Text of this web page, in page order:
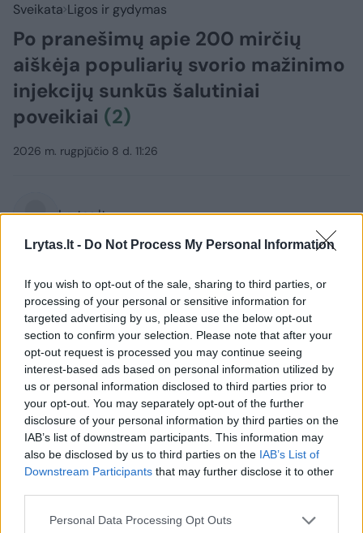
Lrytas.lt - Do Not Process My Personal Information
If you wish to opt-out of the sale, sharing to third parties, or
processing of your personal or sensitive information for
targeted advertising by us, please use the below opt-out
section to confirm your selection. Please note that after your
opt-out request is processed you may continue seeing
interest-based ads based on personal information utilized by
us or personal information disclosed to third parties prior to
your opt-out. You may separately opt-out of the further
disclosure of your personal information by third parties on the
IAB’s list of downstream participants. This information may
also be disclosed by us to third parties on the IAB’s List of
Downstream Participants that may further disclose it to other
Personal Data Processing Opt Outs
Sveikata Ligos ir gydymas
Po pranešimų apie 200 mirčių
aiškėja populiarių svorio mažinimo
injekcijų sunkūs šalutiniai
poveikiai (2)
2026 m. rugpjūčio 8 d. 11:26
Lrytas.lt
mirties atvejų, susijusių su populiariomis
svorio mažinimo injekcijomis „Mounjaro“ ir
„Wegovy“. Vaistų priežiūros institucijos
duomenimis, taip pat užregistruota 15
000 pranešimų apie „sunkius“ šių svorio
mažinimo injekcijų šalutinius poveikius.